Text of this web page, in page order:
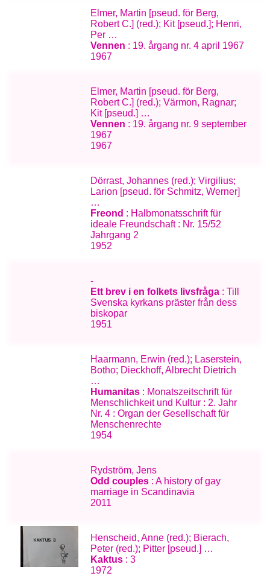
Elmer, Martin [pseud. för Berg,
Robert C.] (red.); Kit [pseud.]; Henri,
Per …
Vennen : 19. årgang nr. 4 april 1967
1967
Elmer, Martin [pseud. för Berg,
Robert C.] (red.); Värmon, Ragnar;
Kit [pseud.] …
Vennen : 19. årgang nr. 9 september
1967
1967
Dörrast, Johannes (red.); Virgilius;
Larion [pseud. för Schmitz, Werner]
…
Freond : Halbmonatsschrift für
ideale Freundschaft : Nr. 15/52
Jahrgang 2
1952
-
Ett brev i en folkets livsfråga : Till
Svenska kyrkans präster från dess
biskopar
1951
Haarmann, Erwin (red.); Laserstein,
Botho; Dieckhoff, Albrecht Dietrich
…
Humanitas : Monatszeitschrift für
Menschlichkeit und Kultur : 2. Jahr
Nr. 4 : Organ der Gesellschaft für
Menschenrechte
1954
Rydström, Jens
Odd couples : A history of gay
marriage in Scandinavia
2011
Henscheid, Anne (red.); Bierach,
Peter (red.); Pitter [pseud.] …
Kaktus : 3
1972